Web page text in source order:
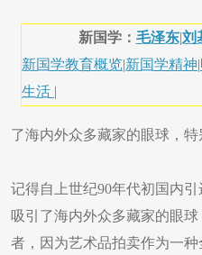
新国学： 毛泽东|刘
新国学教育概览|新国学精神|
生活 |
了海内外众多藏家的眼球，
记得自上世纪90年代初国内引
吸引了海内外众多藏家的眼
者，因为艺术品拍卖作为一